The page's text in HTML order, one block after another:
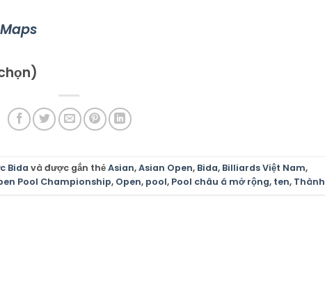
Bida và được gắn thẻAsian,Asian Open, Bida, Billiards Việt Nam,
Pool Championship, Open, pool, Pool châu á mở rộng, ten, Thành